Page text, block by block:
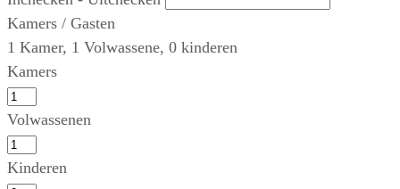
Kamers / Gasten
1 Kamer, 1 Volwassene, 0 kinderen
Kamers
Volwassenen
Kinderen